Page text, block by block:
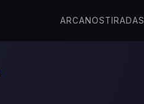
ARCANOSTIRADAS